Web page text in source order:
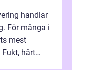
handlar
För många i
mest
hårt